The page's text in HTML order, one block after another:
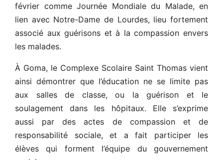
février comme Journée Mondiale du Malade, en
lien avec Notre-Dame de Lourdes, lieu fortement
associé aux guérisons et à la compassion envers
les malades.
À Goma, le Complexe Scolaire Saint Thomas vient
ainsi démontrer que l’éducation ne se limite pas
aux salles de classe, ou la guérison et le
soulagement dans les hôpitaux. Elle s’exprime
aussi par des actes de compassion et de
responsabilité sociale, et a fait participer les
élèves qui forment l’équipe du gouvernement